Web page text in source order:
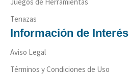
Juegos de Herramientas
Tenazas
Información de Interés
Aviso Legal
Términos y Condiciones de Uso